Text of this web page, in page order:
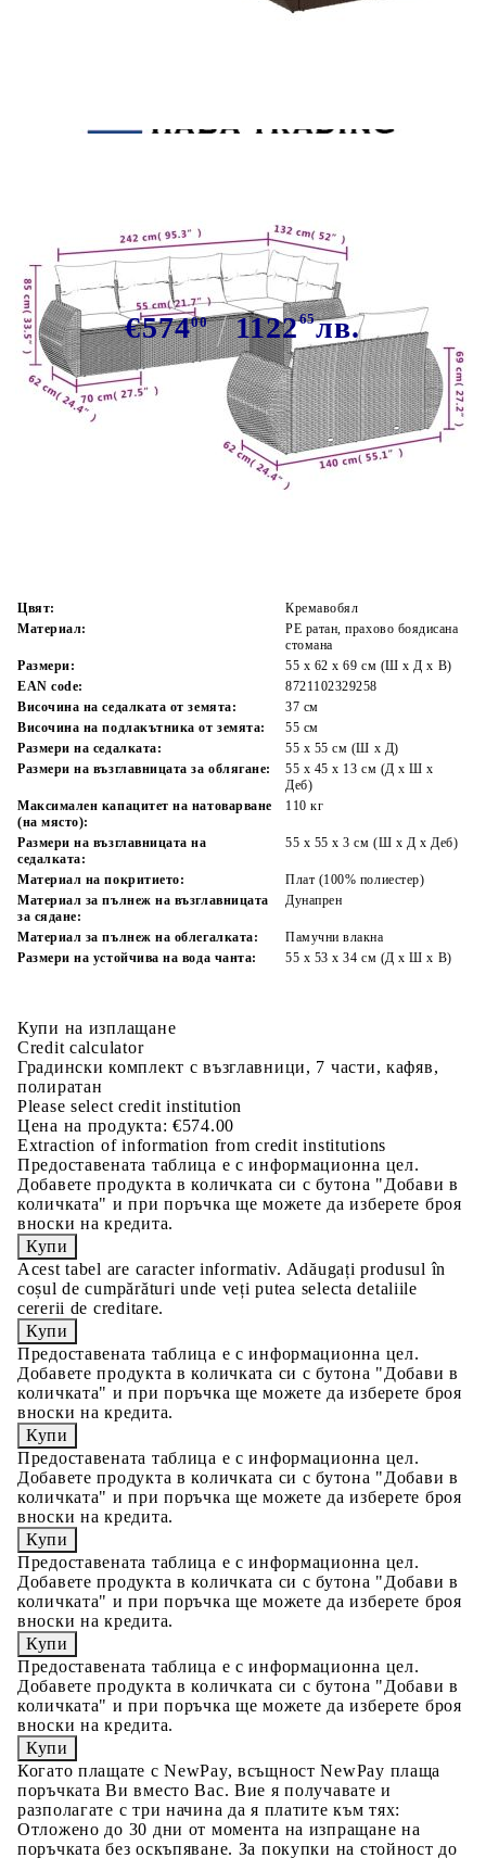
възглавници, 7 части, кафяв,
полиратан
€57400 112265лв.
В наличност: 63 бр.
Време за доставка: 5 до 9 дни
Цвят:
Кремавобял
Материал:
PE ратан, прахово боядисана
стомана
Размери:
55 x 62 x 69 см (Ш x Д x В)
EAN code:
8721102329258
Височина на седалката от земята:
37 см
Височина на подлакътника от земята:
55 см
Размери на седалката:
55 x 55 cм (Ш x Д)
Размери на възглавницата за облягане:
55 x 45 x 13 см (Д х Ш x
Деб)
Максимален капацитет на натоварване
(на място):
110 кг
Размери на възглавницата на
седалката:
55 x 55 x 3 см (Ш x Д x Деб)
Материал на покритието:
Плат (100% полиестер)
Материал за пълнеж на възглавницата
за сядане:
Дунапрен
Материал за пълнеж на облегалката:
Памучни влакна
Размери на устойчива на вода чанта:
55 x 53 x 34 см (Д x Ш x В)
Купи на изплащане
Credit calculator
Градински комплект с възглавници, 7 части, кафяв,
полиратан
Please select credit institution
Цена на продукта: €574.00
Extraction of information from credit institutions
Предоставената таблица е с информационна цел.
Добавете продукта в количката си с бутона "Добави в
количката" и при поръчка ще можете да изберете броя
вноски на кредита.
Acest tabel are caracter informativ. Adăugați produsul în
coșul de cumpărături unde veți putea selecta detaliile
cererii de creditare.
Предоставената таблица е с информационна цел.
Добавете продукта в количката си с бутона "Добави в
количката" и при поръчка ще можете да изберете броя
вноски на кредита.
Предоставената таблица е с информационна цел.
Добавете продукта в количката си с бутона "Добави в
количката" и при поръчка ще можете да изберете броя
вноски на кредита.
Предоставената таблица е с информационна цел.
Добавете продукта в количката си с бутона "Добави в
количката" и при поръчка ще можете да изберете броя
вноски на кредита.
Предоставената таблица е с информационна цел.
Добавете продукта в количката си с бутона "Добави в
количката" и при поръчка ще можете да изберете броя
вноски на кредита.
Когато плащате с NewPay, всъщност NewPay плаща
поръчката Ви вместо Вас. Вие я получавате и
разполагате с три начина да я платите към тях:
Отложено до 30 дни от момента на изпращане на
поръчката без оскъпяване. За покупки на стойност до